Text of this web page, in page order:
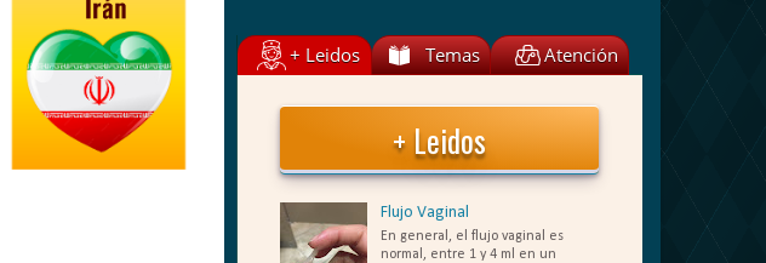
+ Leidos Temas Atención
+ Leidos
Flujo Vaginal
En general, el flujo vaginal es
normal, entre 1 y 4 ml en un